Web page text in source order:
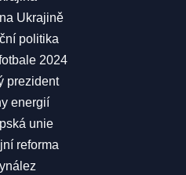
Ukrajině
politika
2024
prezident
energií
unie
reforma